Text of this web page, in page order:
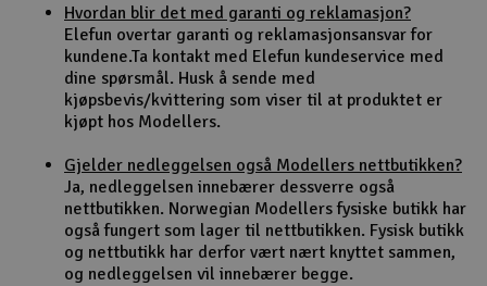
Radioutstyr
Raketter
Smarthjem, lek & hobby
Solenergi
Sparkesykler & elkjøretøy
Hvordan blir det med garanti og reklamasjon?
Elefun overtar garanti og reklamasjonsansvar for
kundene.Ta kontakt med Elefun kundeservice med
dine spørsmål. Husk å sende med
kjøpsbevis/kvittering som viser til at produktet er
kjøpt hos Modellers.
Gjelder nedleggelsen også Modellers nettbutikken?
Ja, nedleggelsen innebærer dessverre også
nettbutikken. Norwegian Modellers fysiske butikk har
også fungert som lager til nettbutikken. Fysisk butikk
og nettbutikk har derfor vært nært knyttet sammen,
og nedleggelsen vil innebærer begge.